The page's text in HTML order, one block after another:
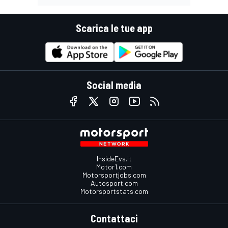
Scarica le tue app
Social media
InsideEvs.it
Motor1.com
Motorsportjobs.com
Autosport.com
Motorsportstats.com
Contattaci